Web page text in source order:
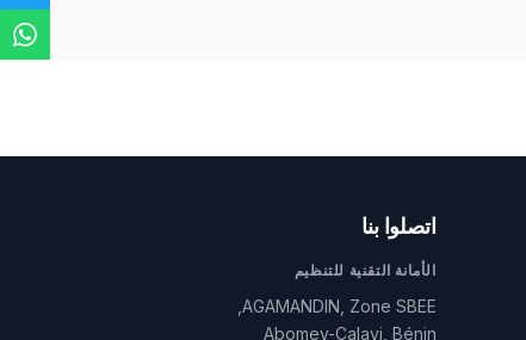
اتصلوا بنا
الأمانة التقنية للتنظيم
AGAMANDIN, Zone SBEE,
Abomey-Calavi, Bénin